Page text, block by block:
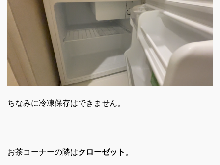
ちなみに冷凍保存はできません。
お茶コーナーの隣はクローゼット 。